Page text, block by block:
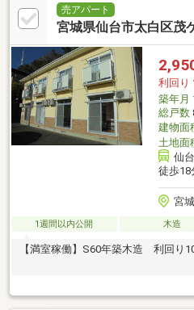
売アパート
宮城県仙台市太白区
利回り
築年月
総戸数
建物面
土地面
仙
徒歩18
宮
1週間以内公開 木造
【満室稼働】S60年築木造 利回り